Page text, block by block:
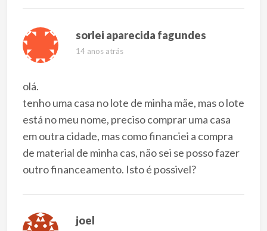
sorlei aparecida fagundes
14 anos atrás
olá.
tenho uma casa no lote de minha mãe, mas o lote
está no meu nome, preciso comprar uma casa
em outra cidade, mas como financiei a compra
de material de minha cas, não sei se posso fazer
outro financeamento. Isto é possivel?
joel